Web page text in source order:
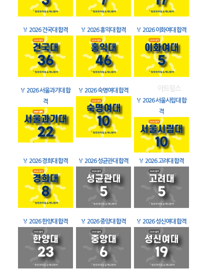
🏅 2026 건국대 합격 🏅 2026 홍익대 합격 🏅 2026 이화여대 합격
🏅 2026 서울과기대 합
격
🏅 2026 숙명여대 합격
🏅 2026 서울시립대 합
격
🏅 2026 경희대 합격 🏅 2026 성균관대 합격 🏅 2026 고려대 합격
🏅 2026 한양대 합격 🏅 2026 중앙대 합격 🏅 2026 성신여대 합격